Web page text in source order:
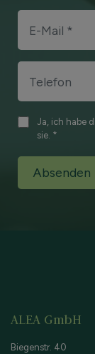
Ja, ich habe
sie. *
ALEA GmbH
Biegenstr. 40